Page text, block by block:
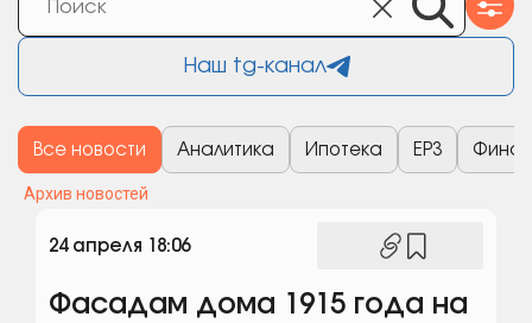
Наш tg-канал
Все новости Аналитика Ипотека ЕРЗ
Архив новостей
24 апреля 18:06
Фасадам дома 1915 года на